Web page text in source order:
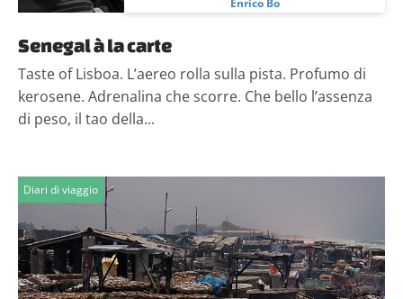
Enrico Bo
Senegal à la carte
Taste of Lisboa. L’aereo rolla sulla pista. Profumo di
kerosene. Adrenalina che scorre. Che bello l’assenza
di peso, il tao della...
Diari di viaggio